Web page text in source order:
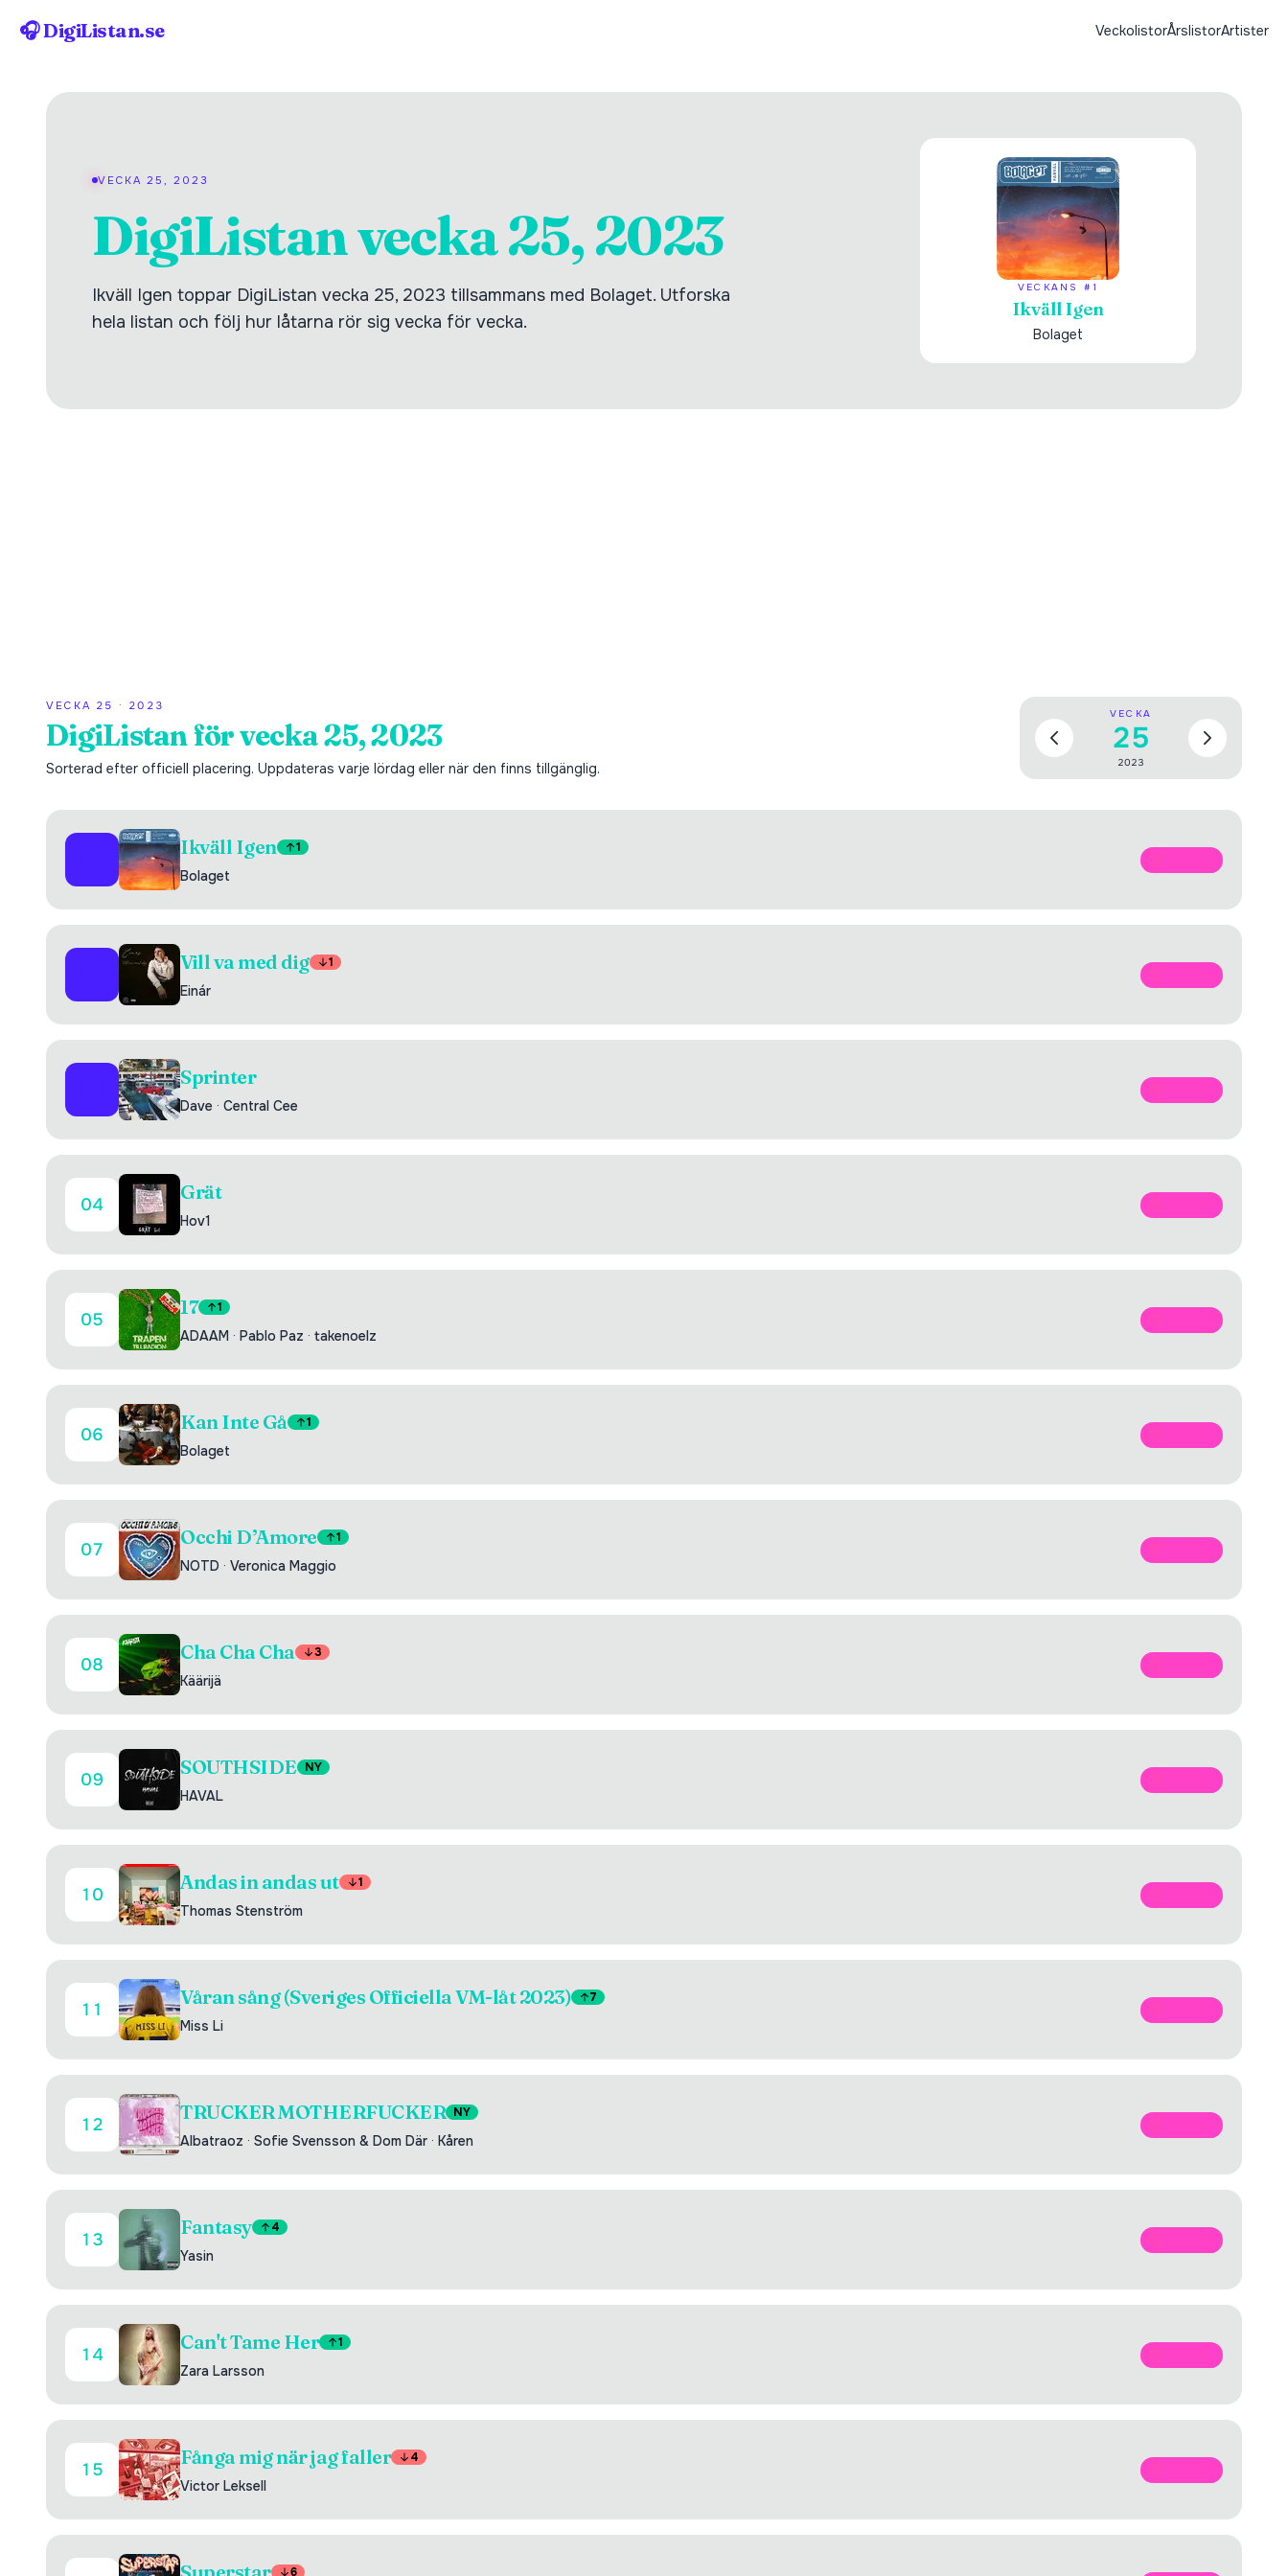
🎧 DigiListan.se VeckolistorÅrslistorArtister
VECKA 25, 2023
DigiListan vecka 25, 2023
Ikväll Igen toppar DigiListan vecka 25, 2023 tillsammans med Bolaget. Utforska
hela listan och följ hur låtarna rör sig vecka för vecka.
VECKANS #1
Ikväll Igen
Bolaget
VECKA 25 · 2023
DigiListan för vecka 25, 2023
Sorterad efter officiell placering. Uppdateras varje lördag eller när den finns tillgänglig.
VECKA
25
2023
Ikväll Igen 1
Bolaget
Vill va med dig 1
Einár
Sprinter
Dave · Central Cee
04
Grät
Hov1
05
17 1
ADAAM · Pablo Paz · takenoelz
06
Kan Inte Gå 1
Bolaget
07
Occhi D’Amore 1
NOTD · Veronica Maggio
08
Cha Cha Cha 3
Käärijä
09
SOUTHSIDE NY
HAVAL
10
Andas in andas ut 1
Thomas Stenström
11
Våran sång (Sveriges Officiella VM-låt 2023) 7
Miss Li
12
TRUCKER MOTHERFUCKER NY
Albatraoz · Sofie Svensson & Dom Där · Kåren
13
Fantasy 4
Yasin
14
Can't Tame Her 1
Zara Larsson
15
Fånga mig när jag faller 4
Victor Leksell
6